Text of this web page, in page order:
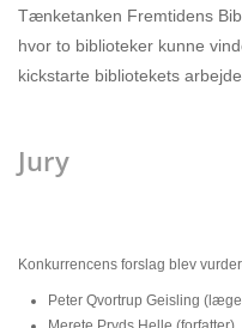
Tænketanken Fremtidens
hvor to biblioteker kunne
kickstarte bibliotekets
Jury
Konkurrencens forslag blev
Peter Qvortrup Geisling